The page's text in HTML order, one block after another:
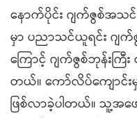
နောက်ပိုင်း ဂျက်ဇွစ်အ
မှာ ပညာသင်ယူရင်း ဂျ
ကြောင့် ဂျက်ဇွစ်ဘုန်းကြီ
တယ်။ ကော်လိပ်ကျောင်း
ဖြစ်လာခဲ့ပါတယ်။ သူ့အဖ